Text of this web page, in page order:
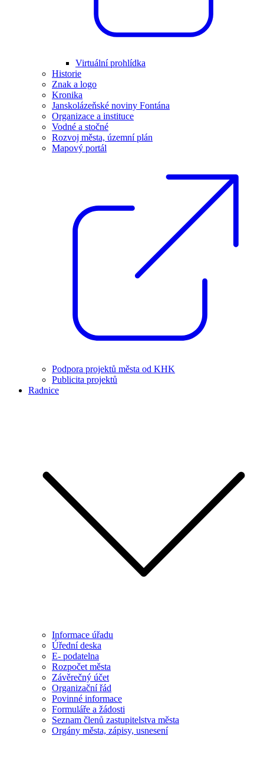
Virtuální prohlídka
Historie
Znak a logo
Kronika
Janskolázeňské noviny Fontána
Organizace a instituce
Vodné a stočné
Rozvoj města, územní plán
Mapový portál
Podpora projektů města od KHK
Publicita projektů
Radnice
Informace úřadu
Úřední deska
E- podatelna
Rozpočet města
Závěrečný účet
Organizační řád
Povinné informace
Formuláře a žádosti
Seznam členů zastupitelstva města
Orgány města, zápisy, usnesení